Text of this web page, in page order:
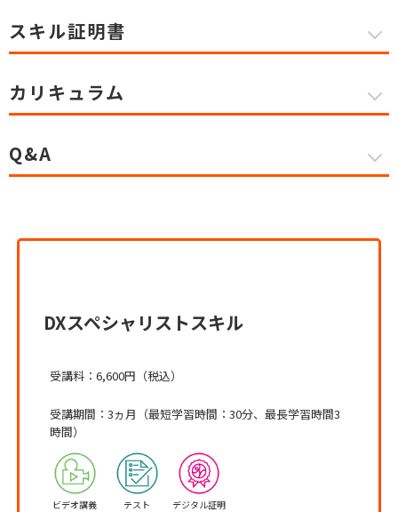
スキル証明書
カリキュラム
Q&A
DXスペシャリストスキル
受講料：6,600円（税込）
受講期間：3ヵ月（最短学習時間：30分、最長学習時間3
時間）
ビデオ講義 テスト
デジタル証明